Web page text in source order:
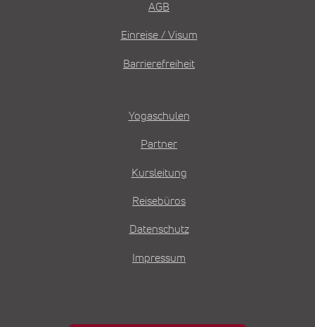
AGB
Einreise / Visum
Barrierefreiheit
Yogaschulen
Partner
Kursleitung
Reisebüros
Datenschutz
Impressum